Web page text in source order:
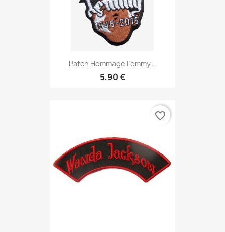
Patch Hommage Lemmy...
5,90 €
favorite_border